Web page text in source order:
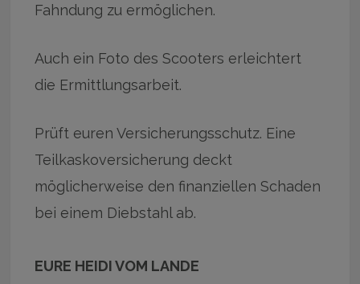
Fahndung zu ermöglichen.
Auch ein Foto des Scooters erleichtert
die Ermittlungsarbeit.
Prüft euren Versicherungsschutz. Eine
Teilkaskoversicherung deckt
möglicherweise den finanziellen Schaden
bei einem Diebstahl ab.
EURE HEIDI VOM LANDE